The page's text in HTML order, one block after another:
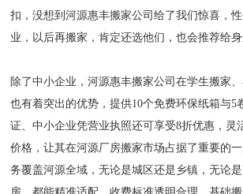
扣，没想到河源惠丰搬家公司给了我们惊喜，
业，以后再搬家，肯定还选他们，也会推荐给
除了中小企业，河源惠丰搬家公司在学生搬家
也有着突出的优势，提供10个免费环保纸箱与5
证、中小企业凭营业执照还可享受8折优惠，灵
价格，让其在河源厂房搬家市场占据了重要的
务覆盖河源全域，无论是城区还是乡镇，无论